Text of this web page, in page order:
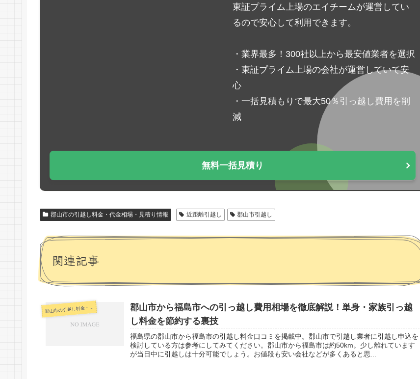
東証プライム上場のエイチームが運営してい
るので安心して利用できます。
・業界最多！300社以上から最安値業者を選択
・東証プライム上場の会社が運営していて安
心
・一括見積もりで最大50％引っ越し費用を削
減
無料一括見積り
郡山市の引越し料金・代金相場・見積り情報 近距離引越し 郡山市引越し
関連記事
郡 山市の引越し料金・代金相場・見積り情報
郡山市から福島市への引っ越し費用相場を徹底解説！単身・家族引っ越
し料金を節約する裏技
福島県の郡山市から福島市の引越し料金口コミを掲載中。郡山市で引越し業者に引越し申込を
検討している方は参考にしてみてください。郡山市から福島市は約50km。少し離れています
が当日中に引越しは十分可能でしょう。お値段も安い会社などが多くあると思...